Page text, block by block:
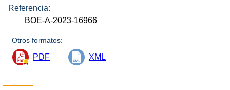
Referencia:
BOE-A-2023-16966
Otros formatos:
PDF XML